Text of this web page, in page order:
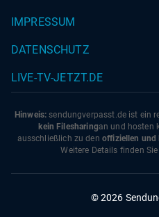
IMPRESSUM
DATENSCHUTZ
LIVE-TV-JETZT.DE
Hinweis: sendungverpasst.de ist ein
kein Filesharingan und hosten
ausschließlich zu den offiziellen und
Weitere Details finden
© 2026